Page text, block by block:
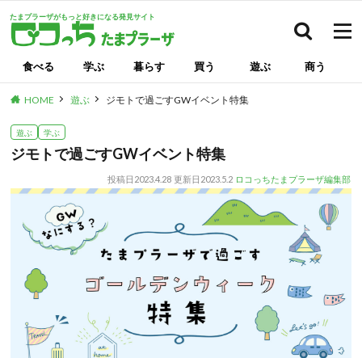
たまプラーザがもっと好きになる発見サイト
食べる 学ぶ 暮らす 買う 遊ぶ 商う
HOME 遊ぶ ジモトで過ごすGWイベント特集
遊ぶ 学ぶ
ジモトで過ごすGWイベント特集
投稿日 2023.4.28 更新日 2023.5.2 ロコっちたまプラーザ編集部